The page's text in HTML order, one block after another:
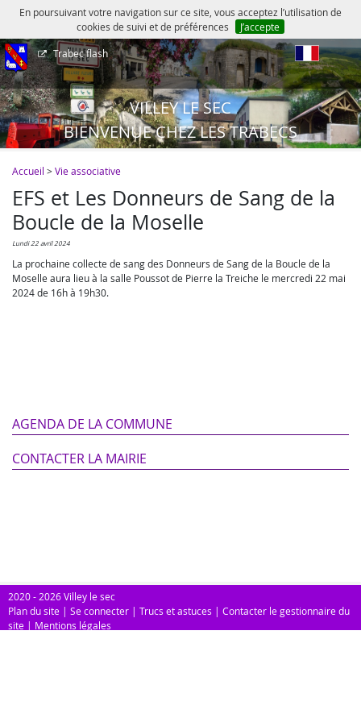
En poursuivant votre navigation sur ce site, vous acceptez l’utilisation de
cookies de suivi et de préférences
J’accepte
Trabec flash
VILLEY LE SEC
BIENVENUE CHEZ LES TRABECS
Accueil >Vie associative
EFS et Les Donneurs de Sang de la
Boucle de la Moselle
lundi 22 avril 2024
La prochaine collecte de sang des Donneurs de Sang de la Boucle de la
Moselle aura lieu à la salle Poussot de Pierre la Treiche le mercredi 22 mai
2024 de 16h à 19h30.
AGENDA DE LA COMMUNE
CONTACTER LA MAIRIE
2020 - 2026 Villey le sec
Plan du site | Se connecter | Trucs et astuces | Contacter le gestionnaire du
site | Mentions légales